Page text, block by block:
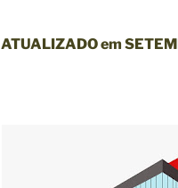
ATUALIZADO em